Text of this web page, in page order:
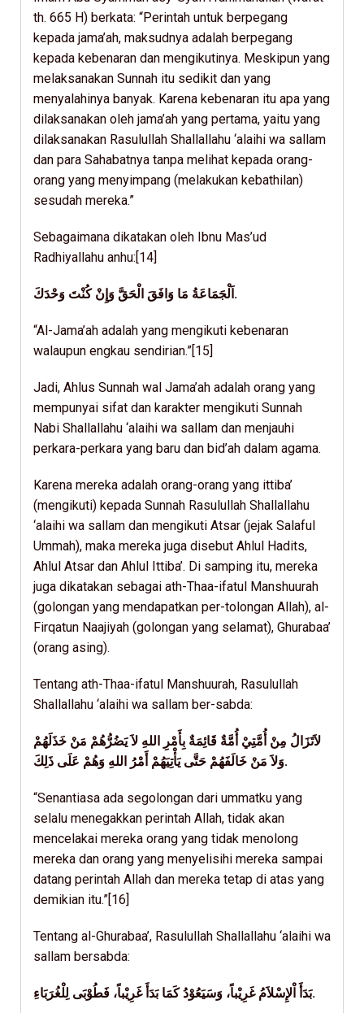
th. 665 H) berkata: “Perintah untuk berpegang
kepada jama’ah, maksudnya adalah berpegang
kepada kebenaran dan mengikutinya. Meskipun yang
melaksanakan Sunnah itu sedikit dan yang
menyalahinya banyak. Karena kebenaran itu apa yang
dilaksanakan oleh jama’ah yang pertama, yaitu yang
dilaksanakan Rasulullah Shallallahu ‘alaihi wa sallam
dan para Sahabatnya tanpa melihat kepada orang-
orang yang menyimpang (melakukan kebathilan)
sesudah mereka.”
Sebagaimana dikatakan oleh Ibnu Mas’ud
Radhiyallahu anhu:[14]
اَلْجَمَاعَةُ مَا وَافَقَ الْحَقَّ وَإِنْ كُنْتَ وَحْدَكَ.
“Al-Jama’ah adalah yang mengikuti kebenaran
walaupun engkau sendirian.”[15]
Jadi, Ahlus Sunnah wal Jama’ah adalah orang yang
mempunyai sifat dan karakter mengikuti Sunnah
Nabi Shallallahu ‘alaihi wa sallam dan menjauhi
perkara-perkara yang baru dan bid’ah dalam agama.
Karena mereka adalah orang-orang yang ittiba’
(mengikuti) kepada Sunnah Rasulullah Shallallahu
‘alaihi wa sallam dan mengikuti Atsar (jejak Salaful
Ummah), maka mereka juga disebut Ahlul Hadits,
Ahlul Atsar dan Ahlul Ittiba’. Di samping itu, mereka
juga dikatakan sebagai ath-Thaa-ifatul Manshuurah
(golongan yang mendapatkan per-tolongan Allah), al-
Firqatun Naajiyah (golongan yang selamat), Ghurabaa’
(orang asing).
Tentang ath-Thaa-ifatul Manshuurah, Rasulullah
Shallallahu ‘alaihi wa sallam ber-sabda:
لاَتَزَالُ مِنْ أُمَّتِيْ أُمَّةٌ قَائِمَةٌ بِأَمْرِ اللهِ لاَ يَضُرُّهُمْ مَنْ خَذَلَهُمْ
وَلاَ مَنْ خَالَفَهُمْ حَتَّى يَأْتِيَهُمْ أَمْرُ اللهِ وَهُمْ عَلَى ذَلِكَ.
“Senantiasa ada segolongan dari ummatku yang
selalu menegakkan perintah Allah, tidak akan
mencelakai mereka orang yang tidak menolong
mereka dan orang yang menyelisihi mereka sampai
datang perintah Allah dan mereka tetap di atas yang
demikian itu.”[16]
Tentang al-Ghurabaa’, Rasulullah Shallallahu ‘alaihi wa
sallam bersabda:
بَدَأَ اْلإِسْلاَمُ غَرِيْباً، وَسَيَعُوْدُ كَمَا بَدَأَ غَرِيْباً، فَطُوْبَى لِلْغُرَبَاءِ.